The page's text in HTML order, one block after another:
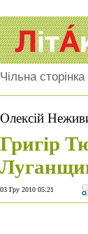
Чільна сторінка
Олексій
Григір
03 Гру 2010 05:21